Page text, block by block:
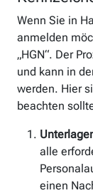
Wenn Sie in
anmelden
„HGN“. Der
und kann in
werden. Hier
beachten
alle
einen